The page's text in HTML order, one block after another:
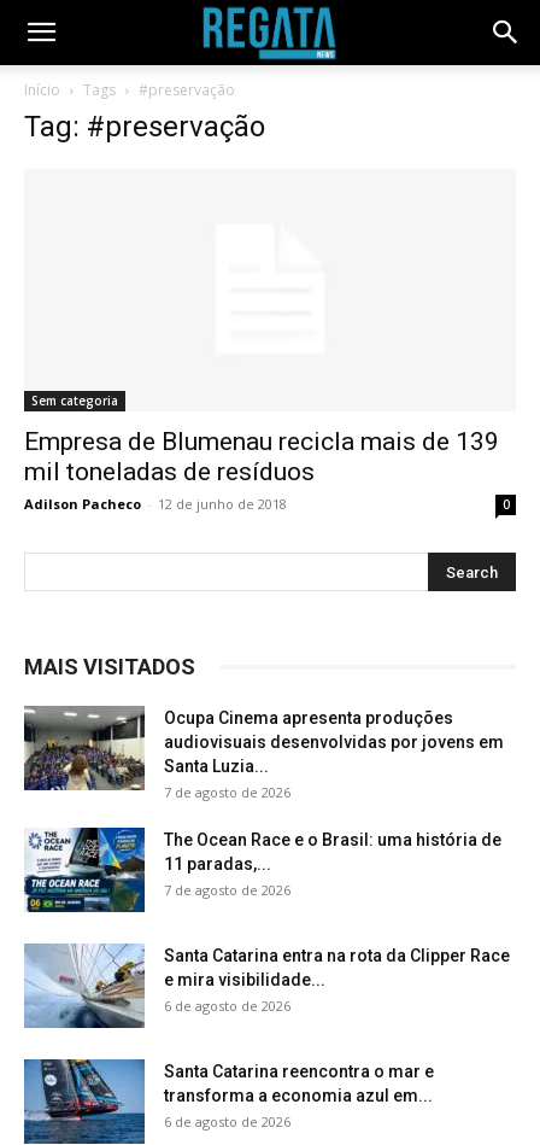
Início Tags #preservação
Tag: #preservação
Sem categoria
Empresa de Blumenau recicla mais de 139
mil toneladas de resíduos
Adilson Pacheco - 12 de junho de 2018 0
MAIS VISITADOS
Ocupa Cinema apresenta produções
audiovisuais desenvolvidas por jovens em
Santa Luzia...
7 de agosto de 2026
The Ocean Race e o Brasil: uma história de
11 paradas,...
7 de agosto de 2026
Santa Catarina entra na rota da Clipper Race
e mira visibilidade...
6 de agosto de 2026
Santa Catarina reencontra o mar e
transforma a economia azul em...
6 de agosto de 2026